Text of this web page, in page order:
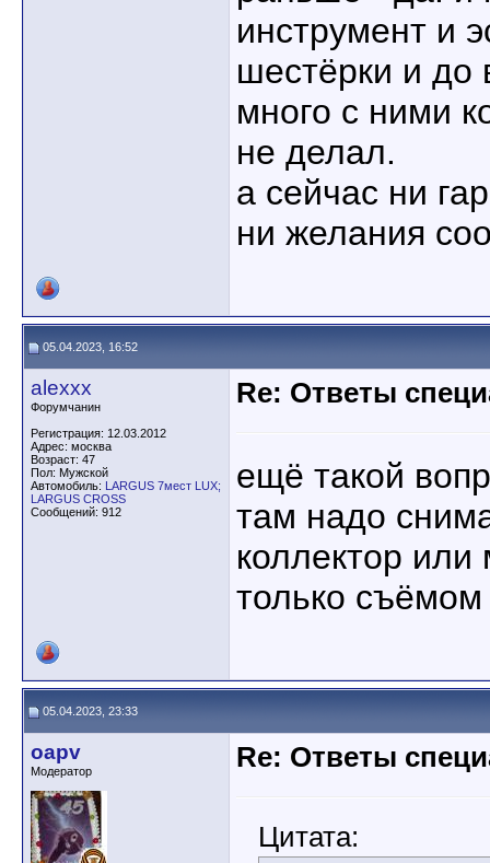
инструмент и
шестёрки и до
много с ними
не делал.
а сейчас ни
ни желания
05.04.2023, 16:52
alexxx
Форумчанин
Регистрация: 12.03.2012
Адрес: москва
Возраст: 47
Пол: Мужской
Автомобиль: LARGUS 7мест LUX;
LARGUS CROSS
Сообщений: 912
Re: Ответы
ещё такой
там надо
коллектор
только съёмом
05.04.2023, 23:33
oapv
Модератор Re: Ответы
Цитата: